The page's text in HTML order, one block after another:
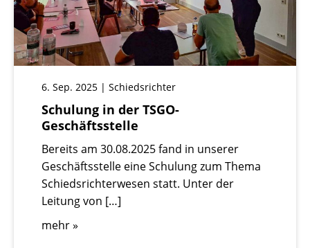
6. Sep. 2025 | Schiedsrichter
Schulung in der TSGO-
Geschäftsstelle
Bereits am 30.08.2025 fand in unserer
Geschäftsstelle eine Schulung zum Thema
Schiedsrichterwesen statt. Unter der
Leitung von […]
mehr »